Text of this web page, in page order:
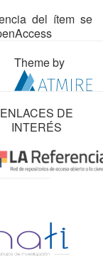
del ítem se
Theme by
ENLACES DE
INTERÉS